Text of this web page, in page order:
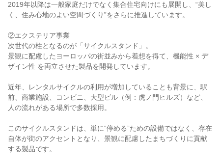
2019年以降は一般家庭だけでなく集合住宅向けにも展開し、“美し
く、住み心地のよい空間づくり”をさらに推進しています。
②エクステリア事業
次世代の柱となるのが「サイクルスタンド」。
景観に配慮したヨーロッパの街並みから着想を得て、機能性 × デ
ザイン性 を両立させた製品を開発しています。
近年、レンタルサイクルの利用が増加していることも背景に、駅
前、商業施設、コンビニ、大型ビル（例：虎ノ門ヒルズ）など、
人の流れがある場所で多数採用。
このサイクルスタンドは、単に“停める”ための設備ではなく、存在
自体が街のアクセントとなり、景観に配慮したまちづくりに貢献
する製品です。